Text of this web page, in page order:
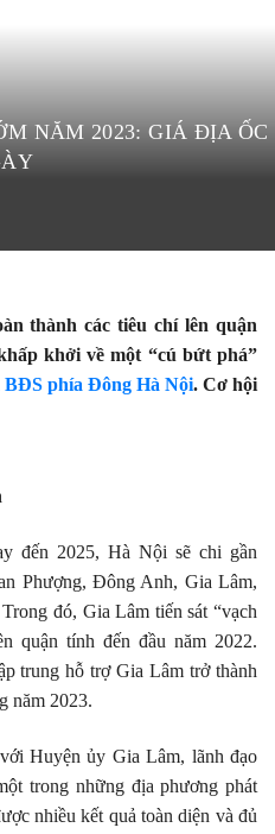
NĂM 2023: GIÁ ĐỊA ỐC
thành các tiêu chí lên quận
khởi về một “cú bứt phá”
BĐS phía Đông Hà Nội. Cơ hội
đến 2025, Hà Nội sẽ chi gần
Phượng, Đông Anh, Gia Lâm,
đó, Gia Lâm tiến sát “vạch
quận tính đến đầu năm 2022.
trung hỗ trợ Gia Lâm trở thành
năm 2023.
Huyện ủy Gia Lâm, lãnh đạo
trong những địa phương phát
nhiều kết quả toàn diện và đủ